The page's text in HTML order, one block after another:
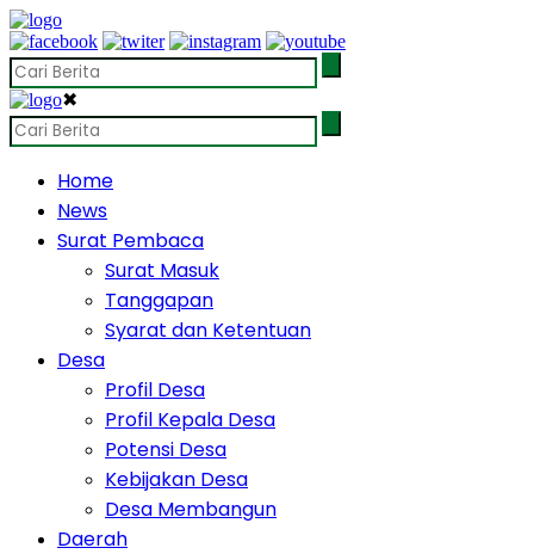
✖
Home
News
Surat Pembaca
Surat Masuk
Tanggapan
Syarat dan Ketentuan
Desa
Profil Desa
Profil Kepala Desa
Potensi Desa
Kebijakan Desa
Desa Membangun
Daerah